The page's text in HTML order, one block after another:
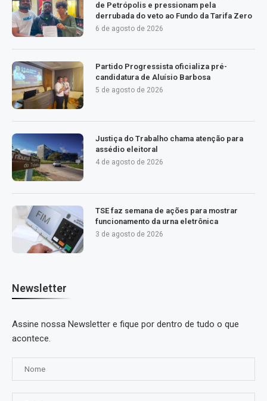
de Petrópolis e pressionam pela
derrubada do veto ao Fundo da Tarifa Zero
6 de agosto de 2026
Partido Progressista oficializa pré-
candidatura de Aluísio Barbosa
5 de agosto de 2026
Justiça do Trabalho chama atenção para
assédio eleitoral
4 de agosto de 2026
TSE faz semana de ações para mostrar
funcionamento da urna eletrônica
3 de agosto de 2026
Newsletter
Assine nossa Newsletter e fique por dentro de tudo o que
acontece.